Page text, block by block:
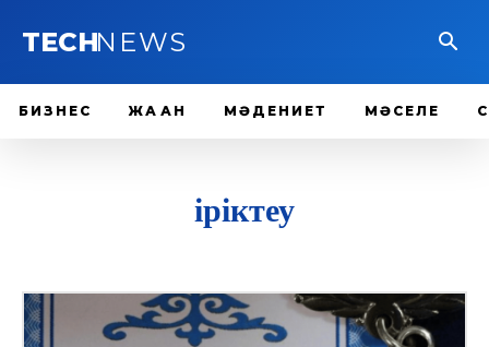
TECHNEWS
БИЗНЕС ЖАҺАН МӘДЕНИЕТ МӘСЕЛЕ
іріктеу